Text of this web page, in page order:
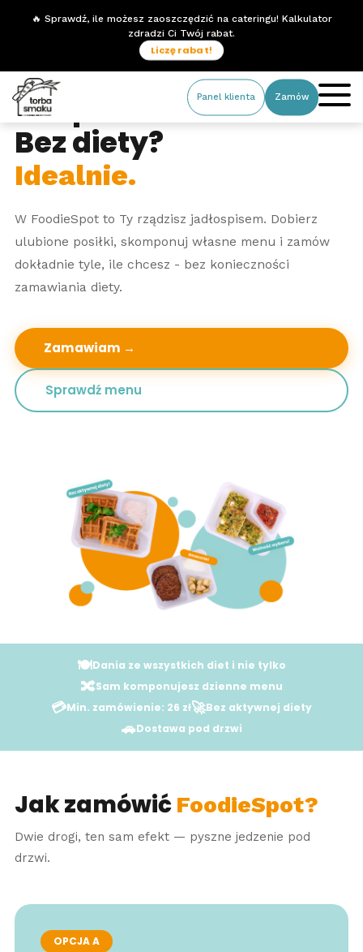
🔥 Sprawdź, ile możesz zaoszczędzić na cateringu! Kalkulator
zdradzi Ci Twój rabat.
Liczę rabat!
Panel klienta Zamów
Bez planu?
Bez diety?
Idealnie.
W FoodieSpot to Ty rządzisz jadłospisem. Dobierz
ulubione posiłki, skomponuj własne menu i zamów
dokładnie tyle, ile chcesz - bez konieczności
zamawiania diety.
Zamawiam →
Sprawdź menu
🍽️Dania ze wszystkich diet i nie tylko
🔀Sam komponujesz dzienne menu
💳Min. zamówienie: 26 zł🚀Bez aktywnej diety
🚗Dostawa pod drzwi
Jak zamówić FoodieSpot?
Dwie drogi, ten sam efekt — pyszne jedzenie pod
drzwi.
OPCJA A